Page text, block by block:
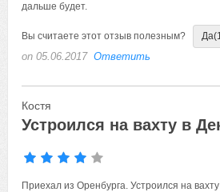
дальше будет.
Вы считаете этот отзыв полезным? Да
on 05.06.2017 Ответить
Костя
Устроился на вахту в
Приехал из Оренбурга. Устроился на